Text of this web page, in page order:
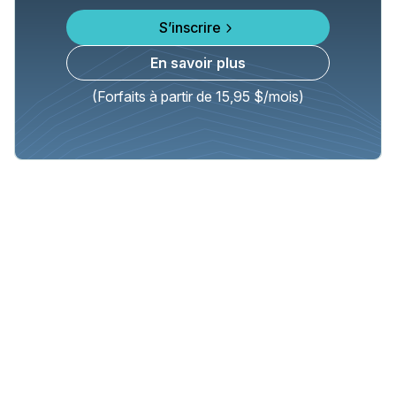
S’inscrire
En savoir plus
(Forfaits à partir de 15,95 $/mois)